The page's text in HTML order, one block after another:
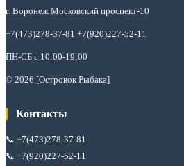
г. Воронеж Московский проспект-10
+7(473)278-37-81 +7(920)227-52-11
ПН-СБ с 10:00-19:00
© 2026 [Островок Рыбака]
Контакты
📞 +7(473)278-37-81
📞 +7(920)227-52-11